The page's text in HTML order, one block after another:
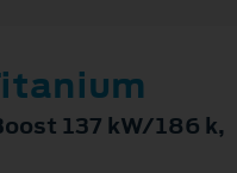
137 kW/186 k,